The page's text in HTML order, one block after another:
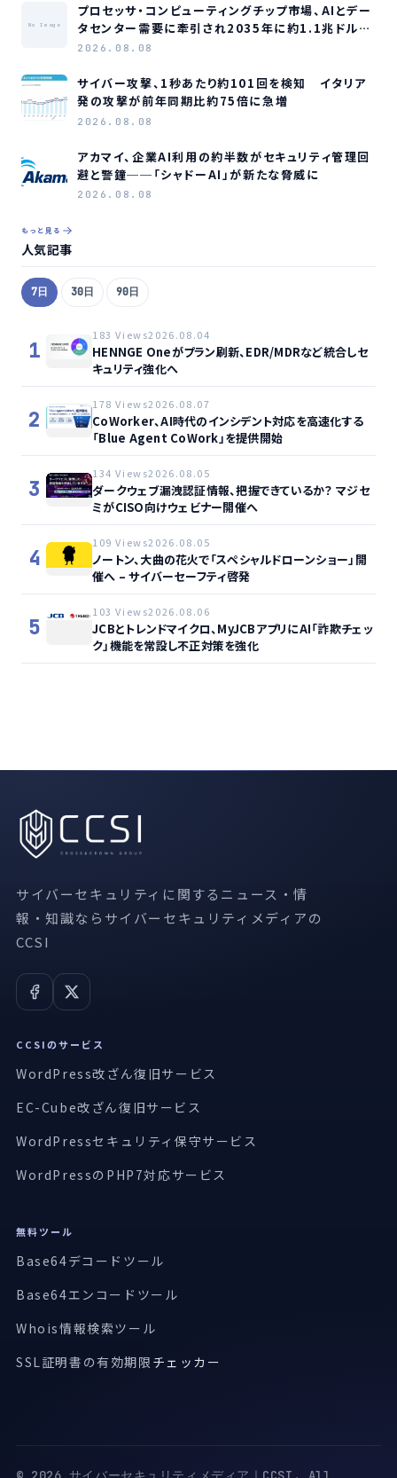
No Image
プロセッサ・コンピューティングチップ市場、AIとデー
タセンター需要に牽引され2035年に約1.1兆ドル規
模へ成長か
2026.08.08
サイバー攻撃、1秒あたり約101回を検知 イタリア
発の攻撃が前年同期比約75倍に急増
2026.08.08
アカマイ、企業AI利用の約半数がセキュリティ管理回
避と警鐘──「シャドーAI」が新たな脅威に
2026.08.08
もっと見る
人気記事
7日 30日 90日
1
183 Views2026.08.04
HENNGE Oneがプラン刷新、EDR/MDRなど統合しセ
キュリティ強化へ
2
178 Views2026.08.07
CoWorker、AI時代のインシデント対応を高速化する
「Blue Agent CoWork」を提供開始
3
134 Views2026.08.05
ダークウェブ漏洩認証情報、把握できているか？ マジセ
ミがCISO向けウェビナー開催へ
4
109 Views2026.08.05
ノートン、大曲の花火で「スペシャルドローンショー」開
催へ – サイバーセーフティ啓発
5
103 Views2026.08.06
JCBとトレンドマイクロ、MyJCBアプリにAI「詐欺チェッ
ク」機能を常設し不正対策を強化
サイバーセキュリティに関するニュース・情
報・知識ならサイバーセキュリティメディアの
CCSI
CCSIのサービス
WordPress改ざん復旧サービス
EC-Cube改ざん復旧サービス
WordPressセキュリティ保守サービス
WordPressのPHP7対応サービス
無料ツール
Base64デコードツール
Base64エンコードツール
Whois情報検索ツール
SSL証明書の有効期限 チェッカー